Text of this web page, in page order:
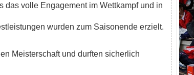
das volle Engagement im Wettkampf und in
wurden zum Saisonende erzielt.
Meisterschaft und durften sicherlich